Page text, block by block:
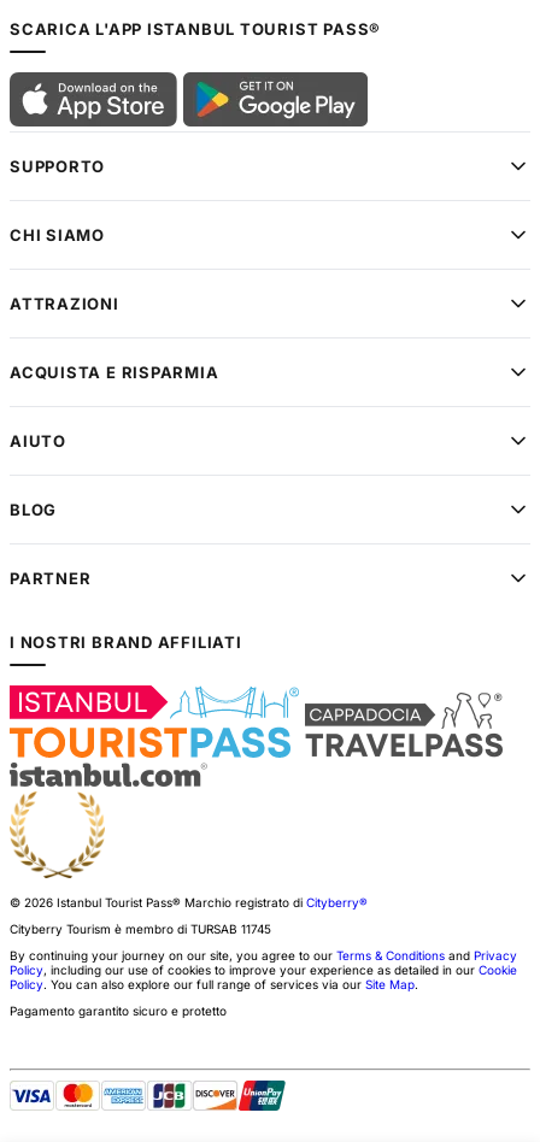
SCARICA L'APP ISTANBUL TOURIST PASS®
SUPPORTO
CHI SIAMO
ATTRAZIONI
ACQUISTA E RISPARMIA
AIUTO
BLOG
PARTNER
I NOSTRI BRAND AFFILIATI
© 2026 Istanbul Tourist Pass® Marchio registrato di Cityberry®
Cityberry Tourism è membro di TURSAB 11745
By continuing your journey on our site, you agree to our Terms & Conditions and Privacy
Policy, including our use of cookies to improve your experience as detailed in our Cookie
Policy. You can also explore our full range of services via our Site Map.
Pagamento garantito sicuro e protetto